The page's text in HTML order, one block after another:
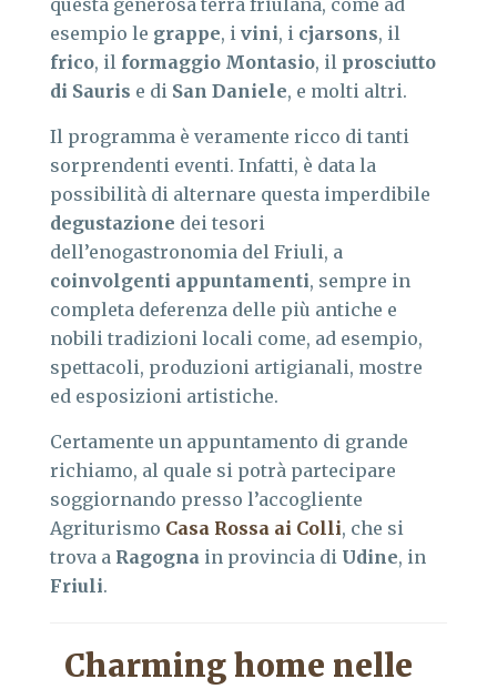
questa generosa terra friulana, come ad
esempio le grappe, i vini, i cjarsons, il
frico, il formaggio Montasio, il prosciutto
di Sauris e di San Daniele, e molti altri.
Il programma è veramente ricco di tanti
sorprendenti eventi. Infatti, è data la
possibilità di alternare questa imperdibile
degustazione dei tesori
dell’enogastronomia del Friuli, a
coinvolgenti appuntamenti, sempre in
completa deferenza delle più antiche e
nobili tradizioni locali come, ad esempio,
spettacoli, produzioni artigianali, mostre
ed esposizioni artistiche.
Certamente un appuntamento di grande
richiamo, al quale si potrà partecipare
soggiornando presso l’accogliente
Agriturismo Casa Rossa ai Colli, che si
trova a Ragogna in provincia di Udine, in
Friuli.
Charming home nelle